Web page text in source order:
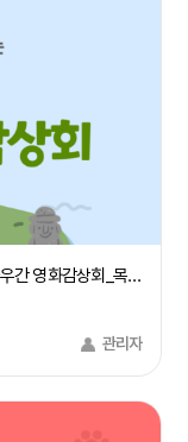
[원광대학교] HUSS 비교과프로그램 [2025 좌우간 영화감상회_목소리들]
관리자